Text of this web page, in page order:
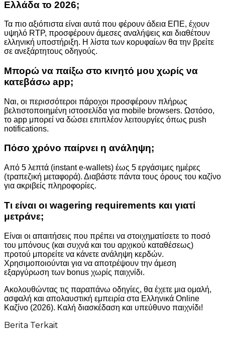
Ελλάδα το 2026;
Τα πιο αξιόπιστα είναι αυτά που φέρουν άδεια ΕΠΕ, έχουν
υψηλό RTP, προσφέρουν άμεσες αναλήψεις και διαθέτουν
ελληνική υποστήριξη. Η λίστα των κορυφαίων θα την βρείτε
σε ανεξάρτητους οδηγούς.
Μπορώ να παίξω στο κινητό μου χωρίς να
κατεβάσω app;
Ναι, οι περισσότεροι πάροχοι προσφέρουν πλήρως
βελτιστοποιημένη ιστοσελίδα για mobile browsers. Ωστόσο,
το app μπορεί να δώσει επιπλέον λειτουργίες όπως push
notifications.
Πόσο χρόνο παίρνει η ανάληψη;
Από 5 λεπτά (instant e‑wallets) έως 5 εργάσιμες ημέρες
(τραπεζική μεταφορά). Διαβάστε πάντα τους όρους του καζίνο
για ακριβείς πληροφορίες.
Τι είναι οι wagering requirements και γιατί
μετράνε;
Είναι οι απαιτήσεις που πρέπει να στοιχηματίσετε το ποσό
του μπόνους (και συχνά και του αρχικού καταθέσεως)
προτού μπορείτε να κάνετε ανάληψη κερδών.
Χρησιμοποιούνται για να αποτρέψουν την άμεση
εξαργύρωση των bonus χωρίς παιχνίδι.
Ακολουθώντας τις παραπάνω οδηγίες, θα έχετε μια ομαλή,
ασφαλή και απολαυστική εμπειρία στα Ελληνικά Online
Καζίνο (2026). Καλή διασκέδαση και υπεύθυνο παιχνίδι!
Berita Terkait